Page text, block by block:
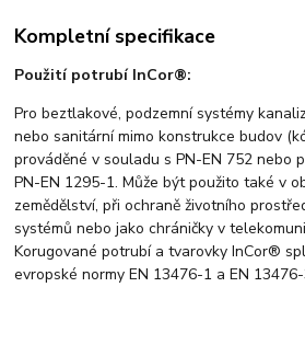
Kompletní specifikace
Použití potrubí InCor®:
Pro beztlakové, podzemní systémy
nebo sanitární mimo konstrukce budov
prováděné v souladu s PN-EN 752 nebo
PN-EN 1295-1. Může být použito také v
zemědělství, při ochraně životního
systémů nebo jako chráničky v
Korugované potrubí a tvarovky InCor®
evropské normy EN 13476-1 a EN